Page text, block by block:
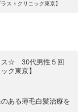
ストクリニック東京】
ス☆ 30代男性５回
ク東京】
ある薄毛白髪治療を